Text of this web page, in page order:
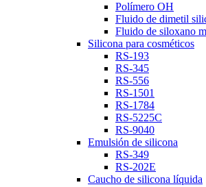
Polímero OH
Fluido de dimetil
Fluido de siloxano
Silicona para cosméticos
RS-193
RS-345
RS-556
RS-1501
RS-1784
RS-5225C
RS-9040
Emulsión de silicona
RS-349
RS-202E
Caucho de silicona líquida